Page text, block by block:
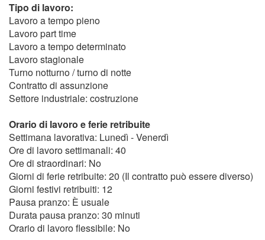
Tipo di lavoro:
Lavoro a tempo pieno
Lavoro part time
Lavoro a tempo determinato
Lavoro stagionale
Turno notturno / turno di notte
Contratto di assunzione
Settore industriale: costruzione
Orario di lavoro e ferie retribuite
Settimana lavorativa: Lunedì - Venerdì
Ore di lavoro settimanali: 40
Ore di straordinari: No
Giorni di ferie retribuite: 20 (Il contratto può essere diverso)
Giorni festivi retribuiti: 12
Pausa pranzo: È usuale
Durata pausa pranzo: 30 minuti
Orario di lavoro flessibile: No